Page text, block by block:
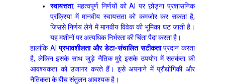
स्वायत्तता: महत्वपूर्ण निर्णयों को AI पर छोड़ना प्रशासनिक
प्रक्रिया में मानवीय स्वायत्तता को कमजोर कर सकता है,
जिससे निर्णय लेने में मानवीय विवेक की भूमिका घट जाती है।
यह मशीनों पर अत्यधिक निर्भरता की चिंता पैदा करता है।
हालांकि AIप्रभावशीलता और डेटा-संचालित सटीकताप्रदान करता
है, लेकिन इसके साथ जुड़े नैतिक मुद्दे इसके उपयोग में सतर्कता की
आवश्यकता को उजागर करते हैं। इसे अपनाने में प्रौद्योगिकी और
नैतिकता के बीच संतुलन आवश्यक है।